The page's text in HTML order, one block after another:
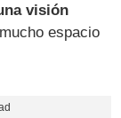
visión
espacio